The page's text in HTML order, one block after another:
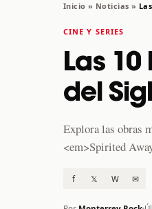
Inicio » Noticias »
CINE Y SERIES
Las
del
Explora las obras
<em>Spirited
f 𝕏 W ✉